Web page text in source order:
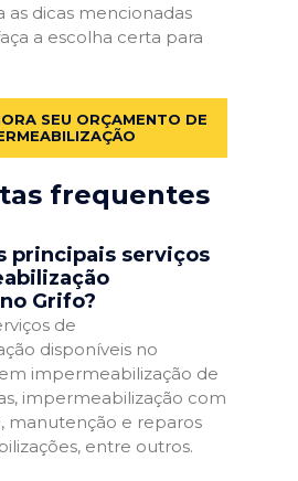
as dicas mencionadas
a escolha certa para
SEU ORÇAMENTO DE
frequentes
principais serviços
Grifo?
de
disponíveis no
impermeabilização de
impermeabilização com
manutenção e reparos
entre outros.